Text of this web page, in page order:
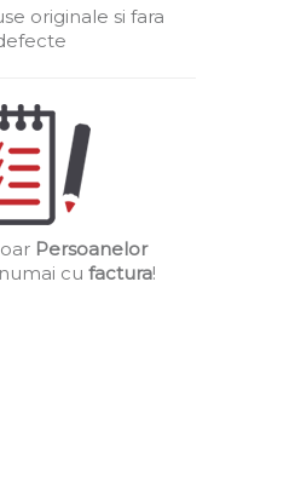
originale si fara
Persoanelor
cu factura!